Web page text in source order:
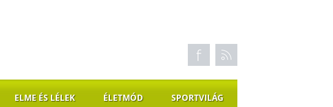
ELME ÉS LÉLEK ÉLETMÓD SPORTVILÁG